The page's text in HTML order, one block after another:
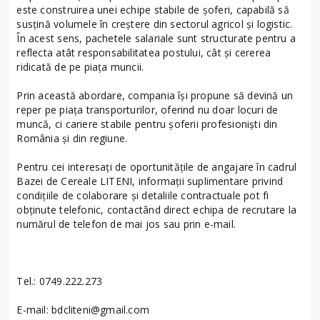
este construirea unei echipe stabile de șoferi, capabilă să
susțină volumele în creștere din sectorul agricol și logistic.
În acest sens, pachetele salariale sunt structurate pentru a
reflecta atât responsabilitatea postului, cât și cererea
ridicată de pe piața muncii.
Prin această abordare, compania își propune să devină un
reper pe piața transporturilor, oferind nu doar locuri de
muncă, ci cariere stabile pentru șoferii profesioniști din
România și din regiune.
Pentru cei interesați de oportunitățile de angajare în cadrul
Bazei de Cereale LITENI, informații suplimentare privind
condițiile de colaborare și detaliile contractuale pot fi
obținute telefonic, contactând direct echipa de recrutare la
numărul de telefon de mai jos sau prin e-mail.
Tel.: 0749.222.273
E-mail: bdcliteni@gmail.com